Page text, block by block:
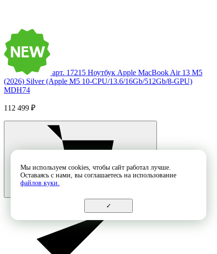
арт. 17215 Ноутбук Apple MacBook Air 13 M5
(2026) Silver (Apple M5 10-CPU/13.6/16Gb/512Gb/8-GPU)
MDH74
112 499 ₽
Мы используем cookies, чтобы сайт работал лучше.
Оставаясь с нами, вы соглашаетесь на использование
файлов куки.
✓